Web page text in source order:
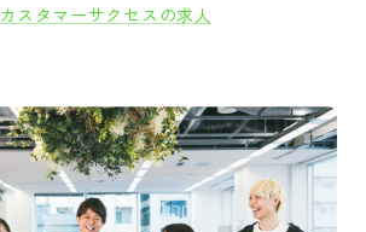
カスタマーサクセスの求人